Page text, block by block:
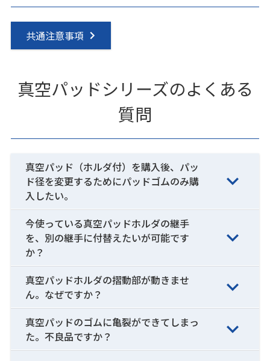
共通注意事項
真空パッドシリーズのよくある
質問
真空パッド（ホルダ付）を購入後、パッ
ド径を変更するためにパッドゴムのみ購
入したい。
今使っている真空パッドホルダの継手
を、別の継手に付替えたいが可能です
か？
真空パッドホルダの摺動部が動きませ
ん。なぜですか？
真空パッドのゴムに亀裂ができてしまっ
た。不良品ですか？